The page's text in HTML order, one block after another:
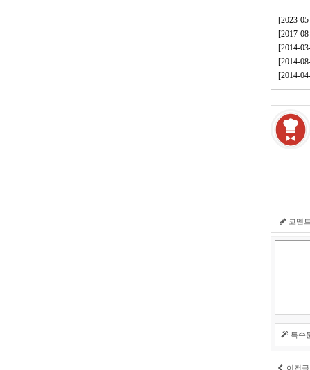
[2023-
[2017-
[2014-
[2014-
[2014-
코멘
특수
이전글